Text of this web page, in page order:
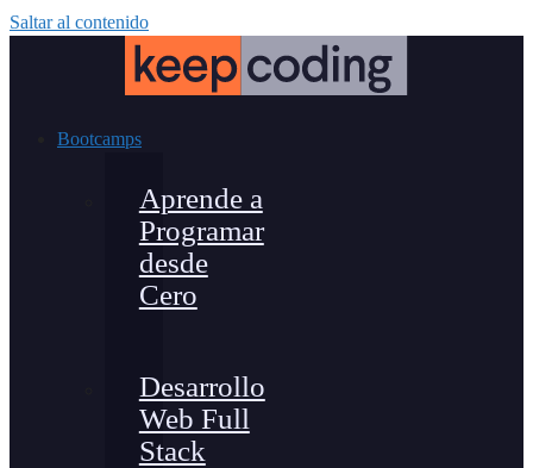
Saltar al contenido
Bootcamps
Aprende a
Programar
desde
Cero
Desarrollo
Web Full
Stack